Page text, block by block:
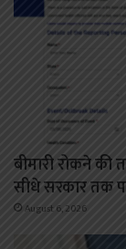
बीमारी रोकने
सीधे सरकार तक
August 6, 2026